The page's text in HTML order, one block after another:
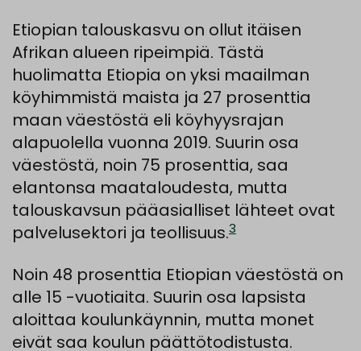
Etiopian talouskasvu on ollut itäisen
Afrikan alueen ripeimpiä. Tästä
huolimatta Etiopia on yksi maailman
köyhimmistä maista ja 27 prosenttia
maan väestöstä eli köyhyysrajan
alapuolella vuonna 2019. Suurin osa
väestöstä, noin 75 prosenttia, saa
elantonsa maataloudesta, mutta
talouskavsun pääasialliset lähteet ovat
palvelusektori ja teollisuus.3
Noin 48 prosenttia Etiopian väestöstä on
alle 15 -vuotiaita. Suurin osa lapsista
aloittaa koulunkäynnin, mutta monet
eivät saa koulun päättötodistusta.